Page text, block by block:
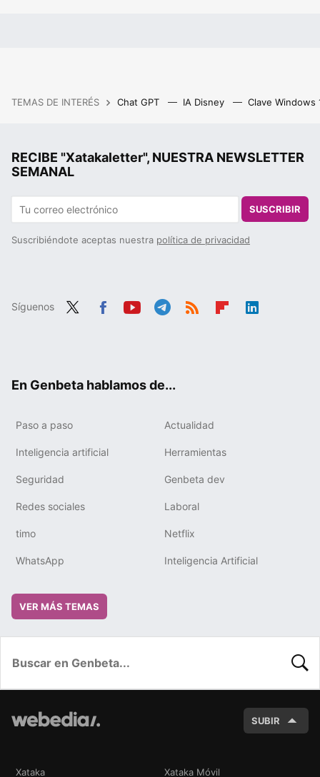
TEMAS DE INTERÉS Chat GPT IA Disney Clave Windows
RECIBE "Xatakaletter", NUESTRA NEWSLETTER
SEMANAL
SUSCRIBIR
Suscribiéndote aceptas nuestra política de privacidad
Síguenos
En Genbeta hablamos de...
Paso a paso Actualidad
Inteligencia artificial Herramientas
Seguridad Genbeta dev
Redes sociales Laboral
timo Netflix
WhatsApp Inteligencia Artificial
VER MÁS TEMAS
SUBIR
Xataka Xataka Móvil